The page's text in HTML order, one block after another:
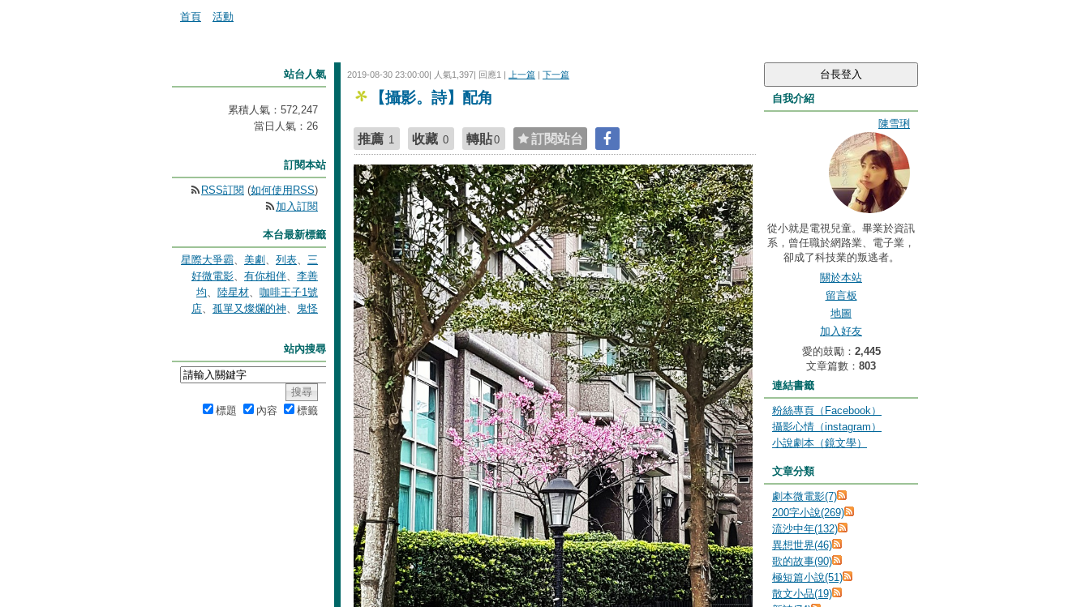
首頁 活動
2019-08-30 23:00:00| 人氣1,397| 回應1 | 上一篇 | 下一篇
【攝影。詩】配角
推薦 1 收藏 0 轉貼0 訂閱站台
自我介紹
陳雪琍
從小就是電視兒童。畢業於資訊
系，曾任職於網路業、電子業，
卻成了科技業的叛逃者。
關於本站
留言板
地圖
加入好友
愛的鼓勵： 2,445
文章篇數： 803
連結書籤
粉絲專頁（Facebook）
攝影心情（instagram）
小說劇本（鏡文學）
文章分類
劇本微電影(7)
200字小說(269)
流沙中年(132)
異想世界(46)
歌的故事(90)
極短篇小說(51)
散文小品(19)
站台人氣
累積人氣： 572,247
當日人氣： 26
訂閱本站
RSS訂閱 (如何使用RSS)
加入訂閱
本台最新標籤
星際大爭霸、 美劇 、 列表、 三
好微電影、 有你相伴、 李善
均、 陸星材、 咖啡王子1號
店、 孤單又燦爛的神、 鬼怪
站內搜尋
標題 內容 標籤